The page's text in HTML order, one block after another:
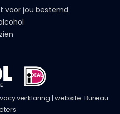
voor jou bestemd
verklaring | website: Bureau